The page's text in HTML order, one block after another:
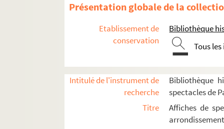
Présentation globale de la
Etablissement de
conservation
Bibliothèque
Tous
Intitulé de l'instrument de
recherche
Bibliothèque
spectacles de
Titre
Affiches de